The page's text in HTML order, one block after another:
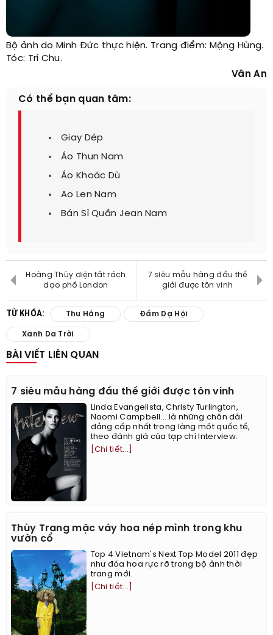
Bộ ảnh do Minh Đức thực hiện. Trang điểm: Mộng Hùng.
Tóc: Trí Chu.
Vân An
Có thể bạn quan tâm:
Giay Dép
Áo Thun Nam
Áo Khoác Dù
Ao Len Nam
Bán Sỉ Quần Jean Nam
Hoàng Thùy diện tất rách
dạo phố London
7 siêu mẫu hàng đầu thế
giới được tôn vinh
TỪ KHÓA: Thu Hằng Đầm Dạ Hội
Xanh Da Trời
BÀI VIẾT LIÊN QUAN
7 siêu mẫu hàng đầu thế giới được tôn vinh
Linda Evangelista, Christy Turlington,
Naomi Campbell... là những chân dài
đẳng cấp nhất trong làng mốt quốc tế,
theo đánh giá của tạp chí Interview.
[Chi tiết...]
Thùy Trang mặc váy hoa nép mình trong khu
vườn cổ
Top 4 Vietnam's Next Top Model 2011 đẹp
như đóa hoa rực rỡ trong bộ ảnh thời
trang mới.
[Chi tiết...]